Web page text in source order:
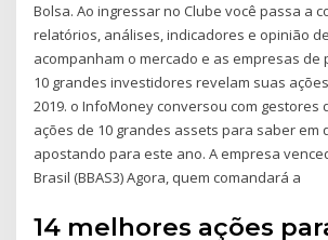
Bolsa. Ao ingressar no Clube você passa a
relatórios, análises, indicadores e opinião
acompanham o mercado e as empresas de
10 grandes investidores revelam suas
2019. o InfoMoney conversou com gestores
ações de 10 grandes assets para saber em
apostando para este ano. A empresa
Brasil (BBAS3) Agora, quem comandará a
14 melhores ações